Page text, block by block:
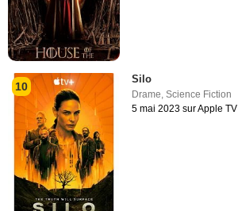
10
Silo
Drame,Science Fiction
5 mai 2023 sur Apple TV